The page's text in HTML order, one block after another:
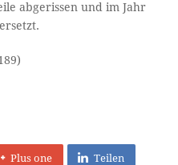
abgerissen und im Jahr
Plus one Teilen